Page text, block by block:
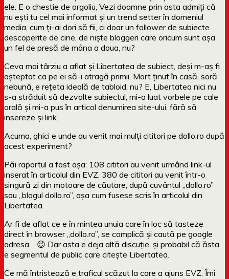
ele. E o chestie de orgoliu, Vezi doamne prin asta admiți că
nu ești tu cel mai informat și un trend setter în domeniul
media, cum ți-ai dori să fii, ci doar un follower de subiecte
descoperite de cine, de niște bloggeri care oricum sunt așa
un fel de presă de mâna a doua, nu?
Ceva mai târziu a aflat și Libertatea de subiect, deși m-aș fi
așteptat ca pe ei să-i atragă primii. Mort ținut în casă, soră
nebună, e rețeta ideală de tabloid, nu? E, Libertatea nici nu
s-a străduit să dezvolte subiectul, mi-a luat vorbele pe cale
orală și mi-a pus în articol denumirea site-ului, fără să
insereze și link.
Acuma, ghici e unde au venit mai mulți cititori pe dollo.ro după
acest experiment?
Păi raportul a fost așa: 108 cititori au venit urmând link-ul
inserat în articolul din EVZ, 380 de cititori au venit într-o
singură zi din motoare de căutare, după cuvântul „dollo.ro”
sau „blogul dollo.ro”, așa cum fusese scris în articolul din
Libertatea.
Ar fi de aflat ce e în mintea unuia care în loc să tasteze
direct în browser „dollo.ro”, se complică și caută pe google
adresa… 😉 Dar asta e deja altă discuție, și probabil că ăsta
e segmentul de public care citește Libertatea.
Ce mă întristează e traficul scăzut la care a ajuns EVZ. Îmi